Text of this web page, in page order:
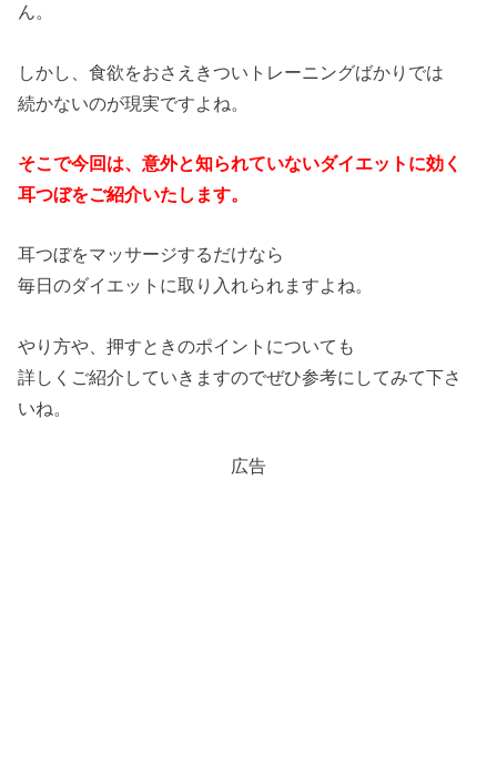
ん。
しかし、食欲をおさえきついトレーニングばかりでは
続かないのが現実ですよね。
そこで今回は、意外と知られていないダイエットに効く
耳つぼをご紹介いたします。
耳つぼをマッサージするだけなら
毎日のダイエットに取り入れられますよね。
やり方や、押すときのポイントについても
詳しくご紹介していきますのでぜひ参考にしてみて下さ
いね。
広告